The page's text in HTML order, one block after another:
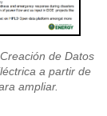
de Datos
a partir de
ampliar.